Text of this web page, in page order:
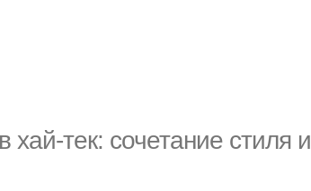
тек: сочетание стиля и